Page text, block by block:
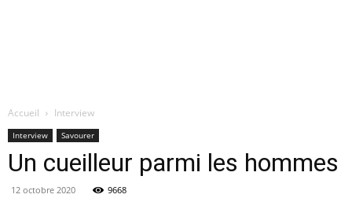
Accueil Interview
Interview Savourer
Un cueilleur parmi les hommes
12 octobre 2020 9668